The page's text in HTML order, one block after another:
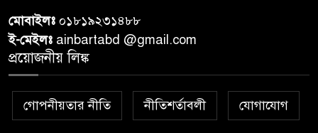
২০ আগস্ট রাষ্ট্রপতি নির্বাচন,
৯
বান্দরবান বিজিবি সেক্টর সদর দপ্তর
১০
মোবাইলঃ ০১৮১৯২৩১৪৮৮
ই-মেইলঃ ainbartabd @gmail.com
প্রয়োজনীয় লিঙ্ক
গোপনীয়তার নীতি নীতিশর্তাবলী যোগাযোগ